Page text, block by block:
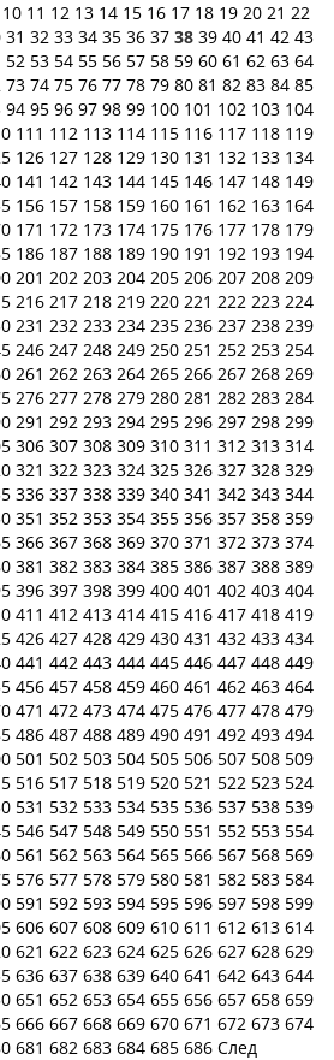
10 11 12 13 14 15 16 17 18 19 20 21 22
31 32 33 34 35 36 37 38 39 40 41 42 43
52 53 54 55 56 57 58 59 60 61 62 63 64
73 74 75 76 77 78 79 80 81 82 83 84 85
94 95 96 97 98 99 100 101 102 103 104
111 112 113 114 115 116 117 118 119
126 127 128 129 130 131 132 133 134
141 142 143 144 145 146 147 148 149
156 157 158 159 160 161 162 163 164
171 172 173 174 175 176 177 178 179
186 187 188 189 190 191 192 193 194
201 202 203 204 205 206 207 208 209
216 217 218 219 220 221 222 223 224
231 232 233 234 235 236 237 238 239
246 247 248 249 250 251 252 253 254
261 262 263 264 265 266 267 268 269
276 277 278 279 280 281 282 283 284
291 292 293 294 295 296 297 298 299
306 307 308 309 310 311 312 313 314
321 322 323 324 325 326 327 328 329
336 337 338 339 340 341 342 343 344
351 352 353 354 355 356 357 358 359
366 367 368 369 370 371 372 373 374
381 382 383 384 385 386 387 388 389
396 397 398 399 400 401 402 403 404
411 412 413 414 415 416 417 418 419
426 427 428 429 430 431 432 433 434
441 442 443 444 445 446 447 448 449
456 457 458 459 460 461 462 463 464
471 472 473 474 475 476 477 478 479
486 487 488 489 490 491 492 493 494
501 502 503 504 505 506 507 508 509
516 517 518 519 520 521 522 523 524
531 532 533 534 535 536 537 538 539
546 547 548 549 550 551 552 553 554
561 562 563 564 565 566 567 568 569
576 577 578 579 580 581 582 583 584
591 592 593 594 595 596 597 598 599
606 607 608 609 610 611 612 613 614
621 622 623 624 625 626 627 628 629
636 637 638 639 640 641 642 643 644
651 652 653 654 655 656 657 658 659
666 667 668 669 670 671 672 673 674
681 682 683 684 685 686 След